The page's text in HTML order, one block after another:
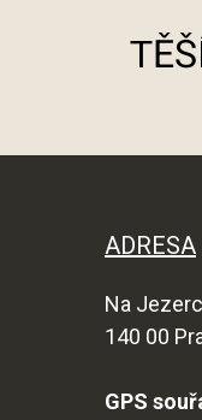
ADRESA
Na
140 00
GPS